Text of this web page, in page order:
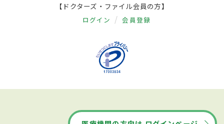
【ドクターズ・ファイル会員の方】
ログイン 会員登録